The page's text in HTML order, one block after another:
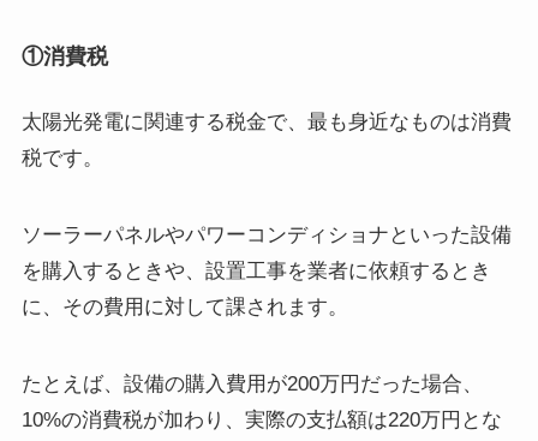
①消費税
太陽光発電に関連する税金で、最も身近なものは消費
税です。
ソーラーパネルやパワーコンディショナといった設備
を購入するときや、設置工事を業者に依頼するとき
に、その費用に対して課されます。
たとえば、設備の購入費用が200万円だった場合、
10%の消費税が加わり、実際の支払額は220万円とな